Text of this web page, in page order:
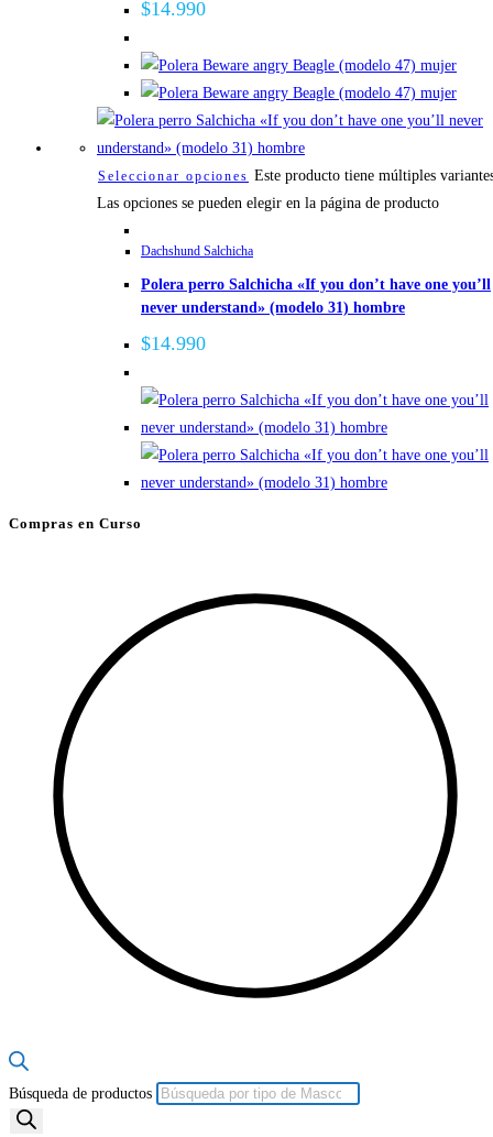
$14.990
Seleccionar opciones Este producto tiene múltiples
Las opciones se pueden elegir en la página de producto
Dachshund Salchicha
Polera perro Salchicha «If you don’t have one you’ll
never understand» (modelo 31) hombre
$14.990
Compras en Curso
Búsqueda de productos